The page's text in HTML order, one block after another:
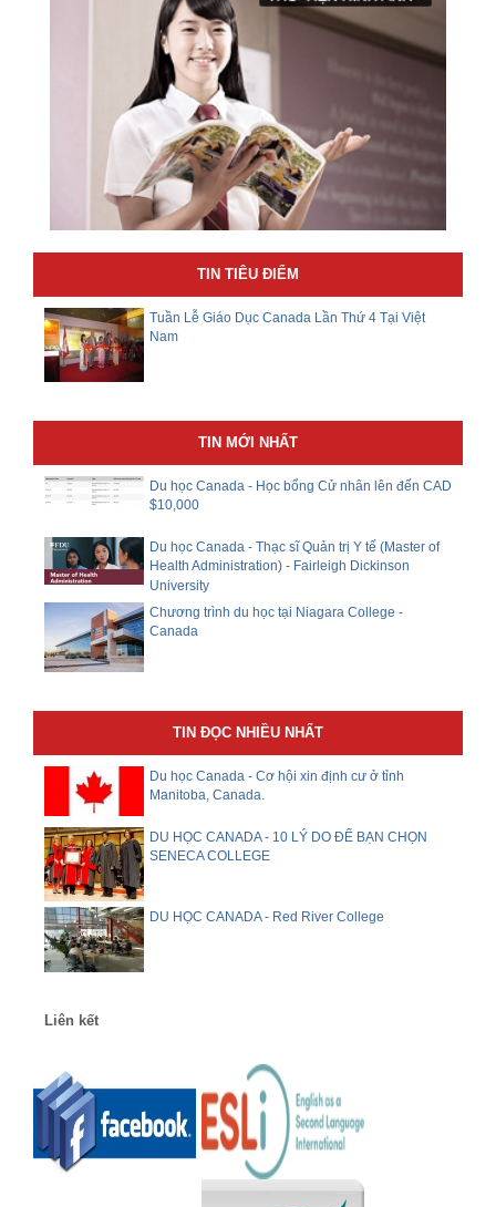
TIN TIÊU ĐIỂM
Tuần Lễ Giáo Dục Canada Lần Thứ 4 Tại Việt
Nam
TIN MỚI NHẤT
Du học Canada - Học bổng Cử nhân lên đến CAD
$10,000
Du học Canada - Thạc sĩ Quản trị Y tế (Master of
Health Administration) - Fairleigh Dickinson
University
Chương trình du học tại Niagara College -
Canada
TIN ĐỌC NHIỀU NHẤT
Du học Canada - Cơ hội xin định cư ở tỉnh
Manitoba, Canada.
DU HỌC CANADA - 10 LÝ DO ĐỂ BẠN CHỌN
SENECA COLLEGE
DU HỌC CANADA - Red River College
Liên kết